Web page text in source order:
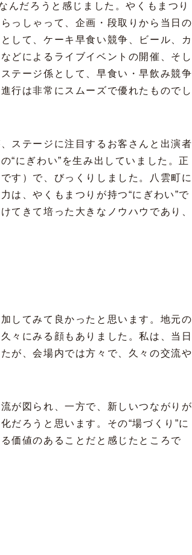
んだろうと感じました。やくもまつり
っしゃって、企画・段取りから当日の
して、ケーキ早食い競争、ビール、カ
どによるライブイベントの開催、そし
テージ係として、早食い・早飲み競争
行は非常にスムーズで優れたものでし
ステージに注目するお客さんと出演者
“にぎわい”を生み出していました。正
す）で、びっくりしました。八雲町に
は、やくもまつりが持つ“にぎわい”で
てきて培った大きなノウハウであり、
してみて良かったと思います。地元の
々にみる顔もありました。私は、当日
が、会場内では方々で、久々の交流や
が図られ、一方で、新しいつながりが
だろうと思います。その“場づくり”に
価値のあることだと感じたところで